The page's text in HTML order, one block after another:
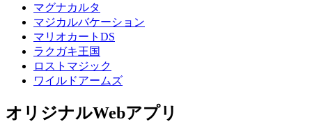
マグナカルタ
マジカルバケーション
マリオカートDS
ラクガキ王国
ロストマジック
ワイルドアームズ
オリジナルWebアプリ